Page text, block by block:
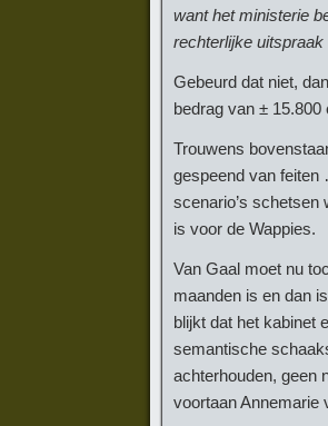
want het ministerie
rechterlijke
Gebeurd dat niet,
bedrag van ± 15.800
Trouwens
gespeend van feiten
scenario’s schetsen
is voor de Wappies.
Van Gaal moet nu
maanden is en dan
blijkt dat het kabinet
semantische
achterhouden, geen
voortaan Annemarie